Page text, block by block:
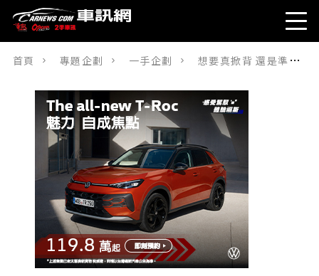
首頁 專題企劃 一手企劃 想要真掀背 還是準鋼砲 Ford Focus ST-Line vs. Toyota Auris